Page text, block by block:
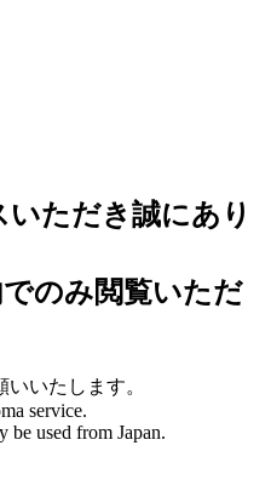
ただき誠にあり
のみ閲覧いただ
いいたします。
service.
be used from Japan.